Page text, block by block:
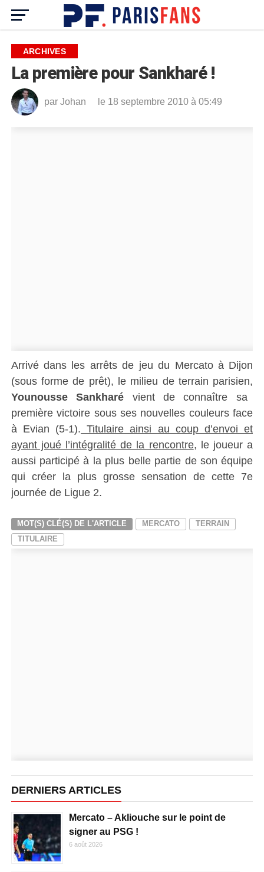
ARCHIVES
La première pour Sankharé !
par Johan le 18 septembre 2010 à 05:49
Arrivé dans les arrêts de jeu du Mercato à Dijon
(sous forme de prêt), le milieu de terrain parisien,
Younousse Sankharé vient de connaître sa
première victoire sous ses nouvelles couleurs face
à Evian (5-1). Titulaire ainsi au coup d’envoi et
ayant joué l’intégralité de la rencontre, le joueur a
aussi participé à la plus belle partie de son équipe
qui créer la plus grosse sensation de cette 7e
journée de Ligue 2.
MOT(S) CLÉ(S) DE L'ARTICLE MERCATO
TERRAIN
TITULAIRE
DERNIERS ARTICLES
Mercato – Akliouche sur le point de
signer au PSG !
6 août 2026